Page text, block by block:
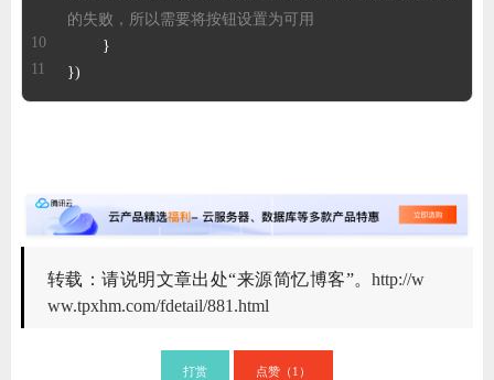
的失败，所以需要将按钮设置为可用
})
转载：请说明文章出处“来源简忆博客”。http://w
ww.tpxhm.com/fdetail/881.html
打赏 点赞（ 1 ）